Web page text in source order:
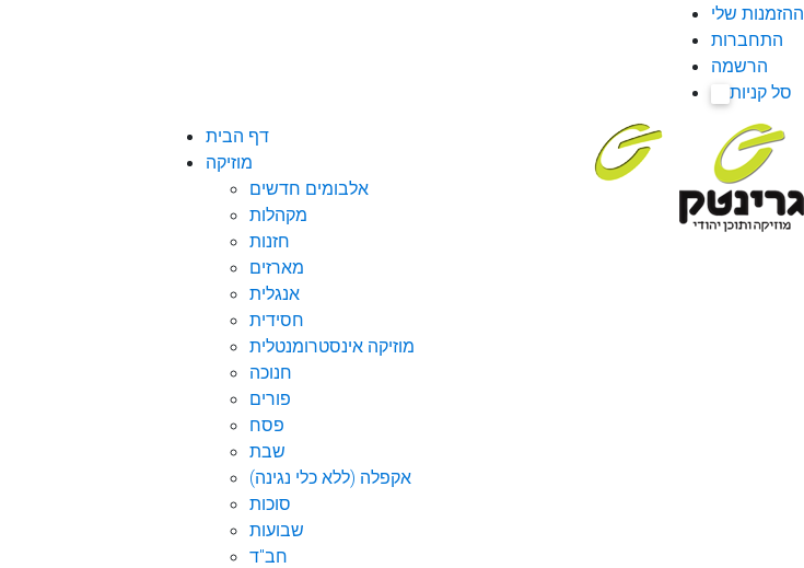
ההזמנות שלי
התחברות
הרשמה
סל קניות
דף הבית
מוזיקה
אלבומים חדשים
מקהלות
חזנות
מארזים
אנגלית
חסידית
מוזיקה אינסטרומנטלית
חנוכה
פורים
פסח
שבת
אקפלה (ללא כלי נגינה)
סוכות
שבועות
חב"ד